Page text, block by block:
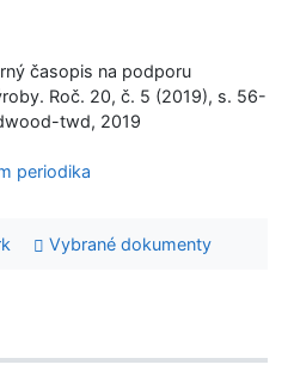
časopis na podporu
Roč. 20, č. 5 (2019), s. 56-
twd, 2019
periodika
Vybrané dokumenty